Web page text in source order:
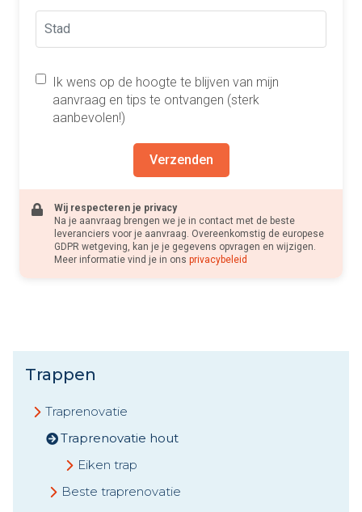
Ik wens op de hoogte te blijven van mijn
aanvraag en tips te ontvangen (sterk
aanbevolen!)
Verzenden
Wij respecteren je privacy
Na je aanvraag brengen we je in contact met de beste
leveranciers voor je aanvraag. Overeenkomstig de europese
GDPR wetgeving, kan je je gegevens opvragen en wijzigen.
Meer informatie vind je in ons privacybeleid
Trappen
Traprenovatie
Traprenovatie hout
Eiken trap
Beste traprenovatie